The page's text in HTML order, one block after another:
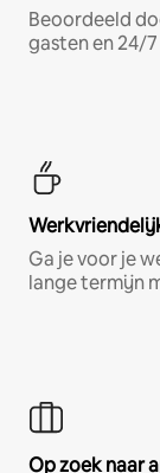
Beoordeeld
gasten en 24/
Ga je voor je
lange termijn
Op zoek naar